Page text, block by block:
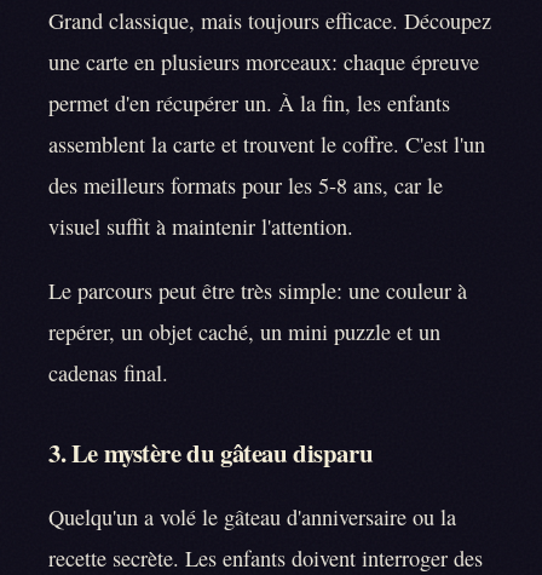
Grand classique, mais toujours efficace. Découpez
une carte en plusieurs morceaux: chaque épreuve
permet d'en récupérer un. À la fin, les enfants
assemblent la carte et trouvent le coffre. C'est l'un
des meilleurs formats pour les 5-8 ans, car le
visuel suffit à maintenir l'attention.
Le parcours peut être très simple: une couleur à
repérer, un objet caché, un mini puzzle et un
cadenas final.
3. Le mystère du gâteau disparu
Quelqu'un a volé le gâteau d'anniversaire ou la
recette secrète. Les enfants doivent interroger des